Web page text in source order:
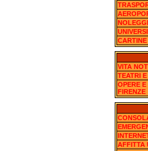
CARTINE
VITA
TEATRI
OPERE
FIRENZE
AFFITTA